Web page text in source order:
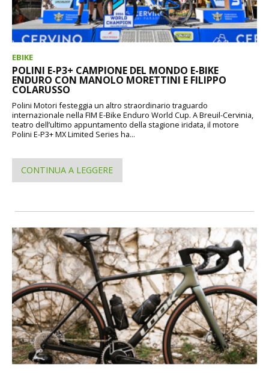
EBIKE
POLINI E-P3+ CAMPIONE DEL MONDO E-BIKE
ENDURO CON MANOLO MORETTINI E FILIPPO
COLARUSSO
Polini Motori festeggia un altro straordinario traguardo
internazionale nella FIM E-Bike Enduro World Cup. A Breuil-Cervinia,
teatro dell’ultimo appuntamento della stagione iridata, il motore
Polini E-P3+ MX Limited Series ha...
CONTINUA A LEGGERE